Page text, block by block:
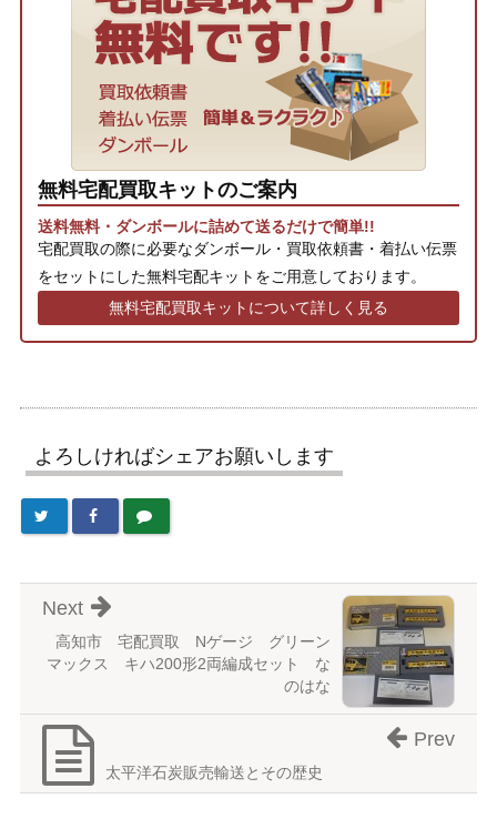
無料宅配買取キットのご案内
送料無料・ダンボールに詰めて送るだけで簡単!!
宅配買取の際に必要なダンボール・買取依頼書・着払い伝票
をセットにした無料宅配キットをご用意しております。
無料宅配買取キットについて詳しく見る
よろしければシェアお願いします
高知市 宅配買取 Nゲージ グリーン
マックス キハ200形2両編成セット な
のはな
Next
太平洋石炭販売輸送とその歴史
Prev